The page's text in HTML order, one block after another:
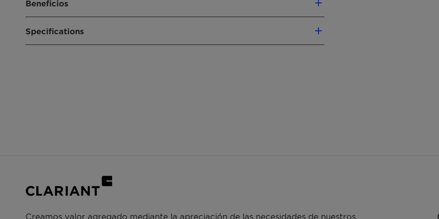
Beneficios
Designed for adsorption of iodine bound in organic compounds
Due to the catalysts’ special composition, noble gases will not be
Specifications
Creamos valor agregado mediante la apreciación de las necesidades de nuestros